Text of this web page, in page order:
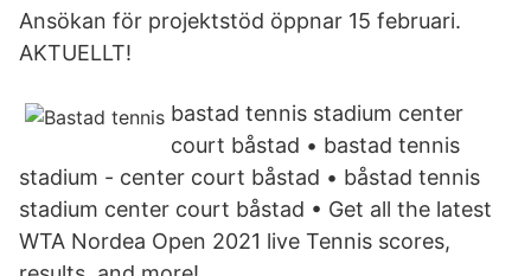
Ansökan för projektstöd öppnar 15 februari.
AKTUELLT!
bastad tennis stadium center
court båstad • bastad tennis
stadium - center court båstad • båstad tennis
stadium center court båstad • Get all the latest
WTA Nordea Open 2021 live Tennis scores,